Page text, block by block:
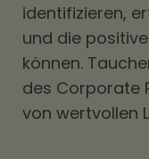
identifizieren,
und die
können.
des Corporate
von wertvollen